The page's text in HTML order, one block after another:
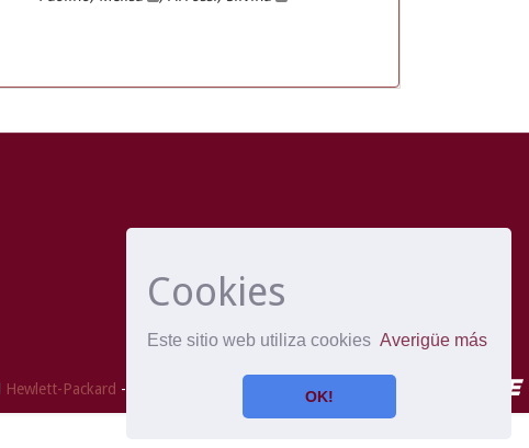
Cookies
Este sitio web utiliza cookies Averigüe más
OK!
Hewlett-Packard - Extensión mantenida y optimizado por